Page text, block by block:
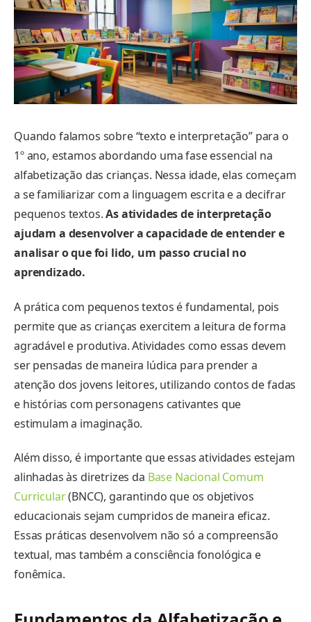
Quando falamos sobre “texto e interpretação” para o
1º ano, estamos abordando uma fase essencial na
alfabetização das crianças. Nessa idade, elas começam
a se familiarizar com a linguagem escrita e a decifrar
pequenos textos.As atividades de interpretação
ajudam a desenvolver a capacidade de entender e
analisar o que foi lido, um passo crucial no
aprendizado.
A prática com pequenos textos é fundamental, pois
permite que as crianças exercitem a leitura de forma
agradável e produtiva. Atividades como essas devem
ser pensadas de maneira lúdica para prender a
atenção dos jovens leitores, utilizando contos de fadas
e histórias com personagens cativantes que
estimulam a imaginação.
Além disso, é importante que essas atividades estejam
alinhadas às diretrizes da Base Nacional Comum
Curricular(BNCC), garantindo que os objetivos
educacionais sejam cumpridos de maneira eficaz.
Essas práticas desenvolvem não só a compreensão
textual, mas também a consciência fonológica e
fonêmica.